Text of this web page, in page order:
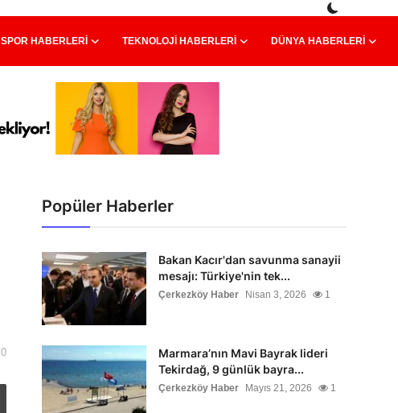
SPOR HABERLERI TEKNOLOJI HABERLERI DÜNYA HABERLERI
Popüler Haberler
Bakan Kacır'dan savunma sanayii
mesajı: Türkiye'nin tek...
Çerkezköy Haber Nisan 3, 2026 1
Marmara’nın Mavi Bayrak lideri
Tekirdağ, 9 günlük bayra...
Çerkezköy Haber Mayıs 21, 2026 1